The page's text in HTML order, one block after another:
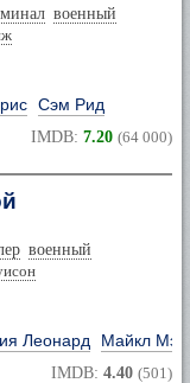
военный
Сэм Рид
IMDB: 7.20 (64 000)
военный
Леонард Майкл
IMDB: 4.40 (501)